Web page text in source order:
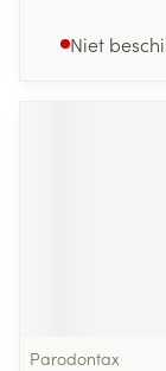
Niet
Parodontax